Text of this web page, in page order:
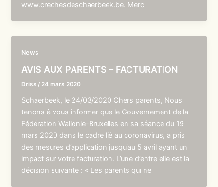
www.crechesdeschaerbeek.be. Merci
News
AVIS AUX PARENTS – FACTURATION
Driss / 24 mars 2020
Schaerbeek, le 24/03/2020 Chers parents, Nous
tenons à vous informer que le Gouvernement de la
Fédération Wallonie-Bruxelles en sa séance du 19
mars 2020 dans le cadre lié au coronavirus, a pris
des mesures d’application jusqu’au 5 avril ayant un
impact sur votre facturation. L’une d’entre elle est la
décision suivante : « Les parents qui ne